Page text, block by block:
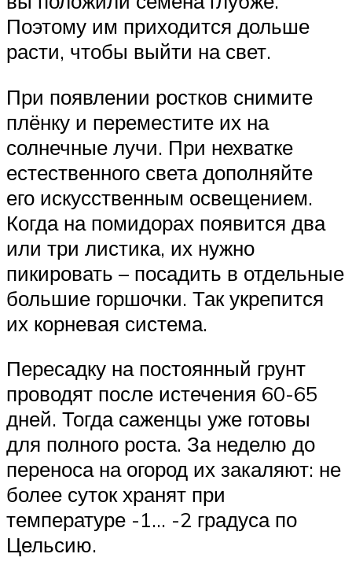
Поэтому им приходится дольше
расти, чтобы выйти на свет.
При появлении ростков снимите
плёнку и переместите их на
солнечные лучи. При нехватке
естественного света дополняйте
его искусственным освещением.
Когда на помидорах появится два
или три листика, их нужно
пикировать – посадить в отдельные
большие горшочки. Так укрепится
их корневая система.
Пересадку на постоянный грунт
проводят после истечения 60-65
дней. Тогда саженцы уже готовы
для полного роста. За неделю до
переноса на огород их закаляют: не
более суток хранят при
температуре -1… -2 градуса по
Цельсию.